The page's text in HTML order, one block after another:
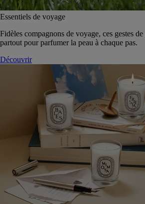
Essentiels de voyage
Fidèles compagnons de voyage, ces gestes
partout pour parfumer la peau à chaque pas.
Découvrir